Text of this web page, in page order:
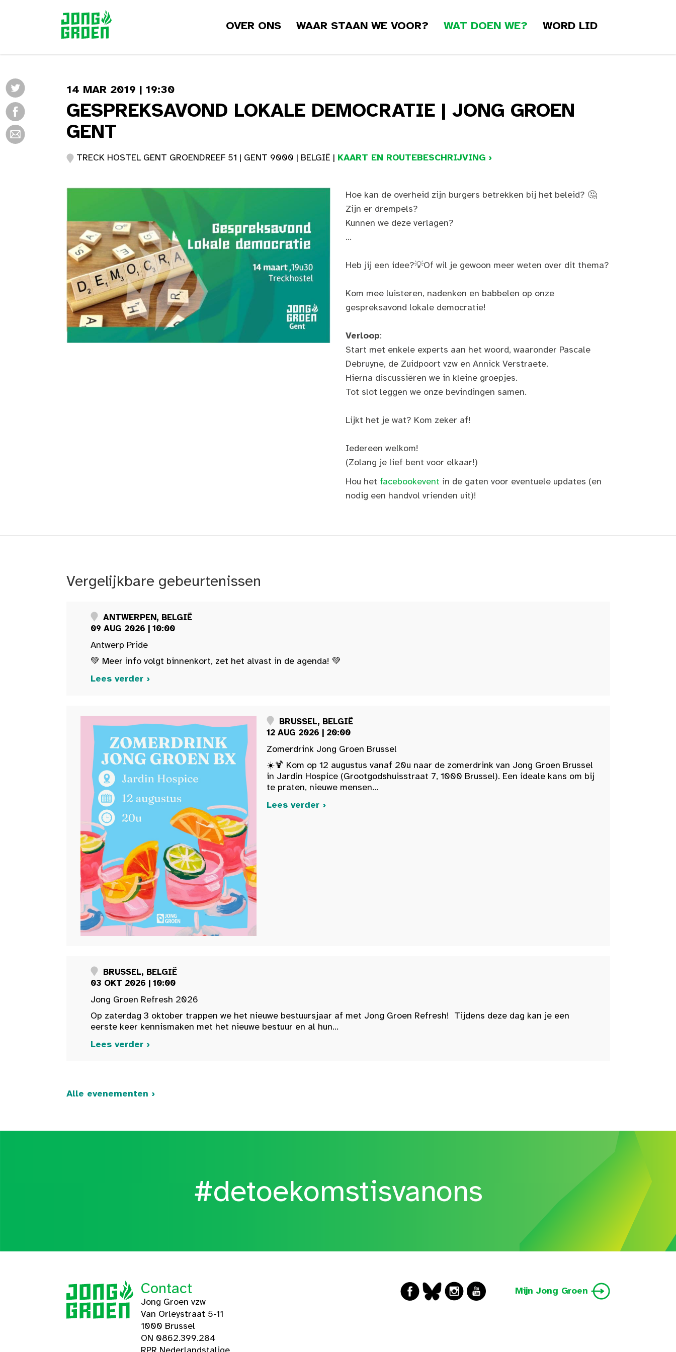
OVER ONS WAAR STAAN WE VOOR? WAT DOEN WE? WORD LID
14 MAR 2019 | 19:30
GESPREKSAVOND LOKALE DEMOCRATIE | JONG GROEN
GENT
TRECK HOSTEL GENT GROENDREEF 51 | GENT 9000 | BELGIË | KAART EN ROUTEBESCHRIJVING ›
Hoe kan de overheid zijn burgers betrekken bij het beleid? 🤔
Zijn er drempels?
Kunnen we deze verlagen?
...
Heb jij een idee?💡Of wil je gewoon meer weten over dit thema?
Kom mee luisteren, nadenken en babbelen op onze
gespreksavond lokale democratie!
Verloop:
Start met enkele experts aan het woord, waaronder Pascale
Debruyne, de Zuidpoort vzw en Annick Verstraete.
Hierna discussiëren we in kleine groepjes.
Tot slot leggen we onze bevindingen samen.
Lijkt het je wat? Kom zeker af!
Iedereen welkom!
(Zolang je lief bent voor elkaar!)
Hou het facebookevent in de gaten voor eventuele updates (en
nodig een handvol vrienden uit)!
Vergelijkbare gebeurtenissen
ANTWERPEN, BELGIË
09 AUG 2026 | 10:00
Antwerp Pride
💚 Meer info volgt binnenkort, zet het alvast in de agenda! 💚
Lees verder ›
BRUSSEL, BELGIË
12 AUG 2026 | 20:00
Zomerdrink Jong Groen Brussel
☀️🍹 Kom op 12 augustus vanaf 20u naar de zomerdrink van Jong Groen Brussel
in Jardin Hospice (Grootgodshuisstraat 7, 1000 Brussel). Een ideale kans om bij
te praten, nieuwe mensen...
Lees verder ›
BRUSSEL, BELGIË
03 OKT 2026 | 10:00
Jong Groen Refresh 2026
Op zaterdag 3 oktober trappen we het nieuwe bestuursjaar af met Jong Groen Refresh! Tijdens deze dag kan je een
eerste keer kennismaken met het nieuwe bestuur en al hun...
Lees verder ›
Alle evenementen ›
#detoekomstisvanons
Contact
Jong Groen vzw
Van Orleystraat 5-11
1000 Brussel
ON 0862.399.284
RPR Nederlandstalige
Mijn Jong Groen